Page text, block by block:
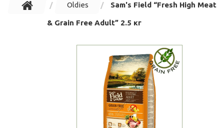
Oldies Sam's Field “Fresh High Meat
& Grain Free Adult” 2.5 кг